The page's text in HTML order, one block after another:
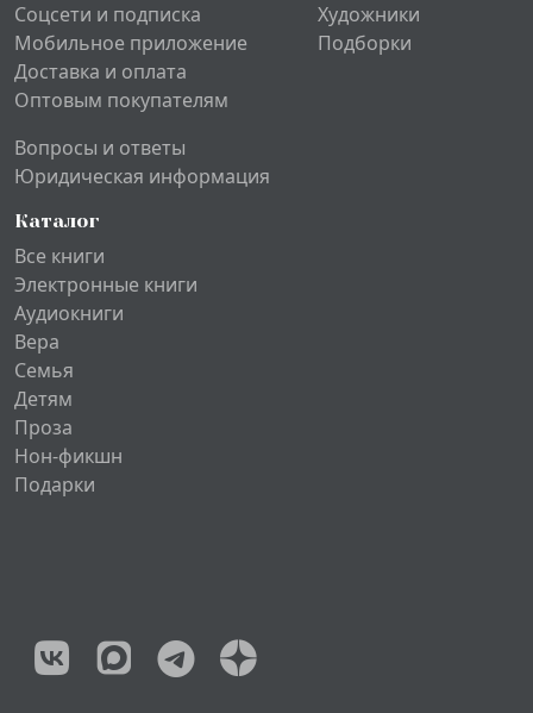
Соцсети и подписка
Мобильное приложение
Доставка и оплата
Оптовым покупателям
Вопросы и ответы
Юридическая информация
Художники
Подборки
Каталог
Все книги
Электронные книги
Аудиокниги
Вера
Семья
Детям
Проза
Нон-фикшн
Подарки